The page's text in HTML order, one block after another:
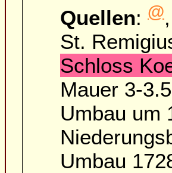
Quellen: @,
St.
Schloss
Mauer 3-
Umbau um
Umbau